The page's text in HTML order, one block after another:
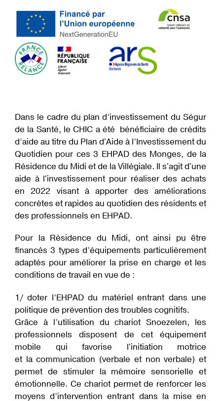
Dans le cadre du plan d’investissement du Ségur
de la Santé, le CHIC a été bénéficiaire de crédits
d’aide au titre du Plan d'Aide à l’Investissement du
Quotidien pour ces 3 EHPAD des Monges, de la
Résidence du Midi et de la Villégiale. Il s'agit d'une
aide à l'investissement pour réaliser des achats
en 2022 visant à apporter des améliorations
concrètes et rapides au quotidien des résidents et
des professionnels en EHPAD.
Pour la Résidence du Midi, ont ainsi pu être
financés 3 types d’équipements particulièrement
adaptés pour améliorer la prise en charge et les
conditions de travail en vue de :
1/ doter l’EHPAD du matériel entrant dans une
politique de prévention des troubles cognitifs.
Grâce à l’utilisation du chariot Snoezelen, les
professionnels disposent de cet équipement
mobile qui favorise l'initiation motrice
et la communication (verbale et non verbale) et
permet de stimuler la mémoire sensorielle et
émotionnelle. Ce chariot permet de renforcer les
moyens d’intervention entrant dans la mise en